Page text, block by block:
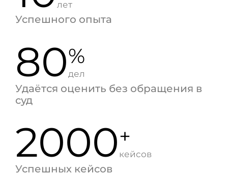
лет
Успешного опыта
80%
дел
Удаётся оценить без обращения в
суд
2000+
кейсов
Успешных кейсов